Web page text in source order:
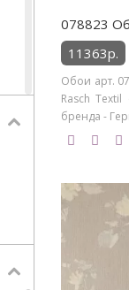
078823
11363р.
Обои арт.
Rasch
бренда -